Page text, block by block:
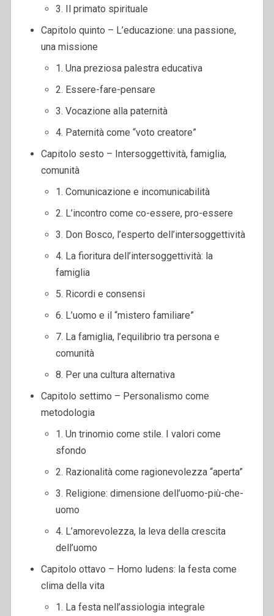
3. Il primato spirituale
Capitolo quinto – L’educazione: una passione,
una missione
1. Una preziosa palestra educativa
2. Essere-fare-pensare
3. Vocazione alla paternità
4. Paternità come “voto creatore”
Capitolo sesto – Intersoggettività, famiglia,
comunità
1. Comunicazione e incomunicabilità
2. L’incontro come co-essere, pro-essere
3. Don Bosco, l’esperto dell’intersoggettività
4. La fioritura dell’intersoggettività: la
famiglia
5. Ricordi e consensi
6. L’uomo e il “mistero familiare”
7. La famiglia, l’equilibrio tra persona e
comunità
8. Per una cultura alternativa
Capitolo settimo – Personalismo come
metodologia
1. Un trinomio come stile. I valori come
sfondo
2. Razionalità come ragionevolezza “aperta”
3. Religione: dimensione dell’uomo-più-che-
uomo
4. L’amorevolezza, la leva della crescita
dell’uomo
Capitolo ottavo – Homo ludens: la festa come
clima della vita
1. La festa nell’assiologia integrale